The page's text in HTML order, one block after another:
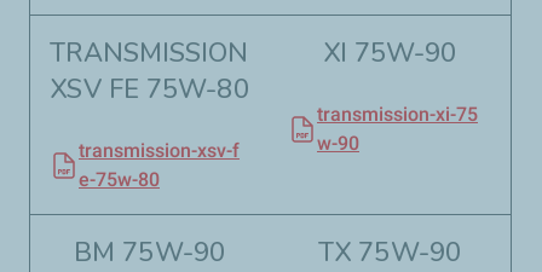
TRANSMISSION
XSV FE 75W-80​
transmission-xsv-f
e-75w-80
XI 75W-90​
transmission-xi-75
w-90
BM 75W-90​ TX 75W-90​